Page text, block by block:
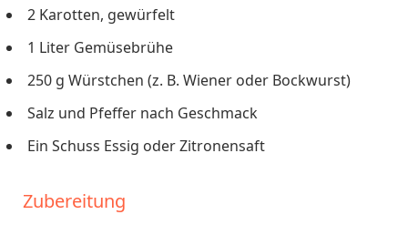
2 Karotten, gewürfelt
1 Liter Gemüsebrühe
250 g Würstchen (z. B. Wiener oder Bockwurst)
Salz und Pfeffer nach Geschmack
Ein Schuss Essig oder Zitronensaft
Zubereitung